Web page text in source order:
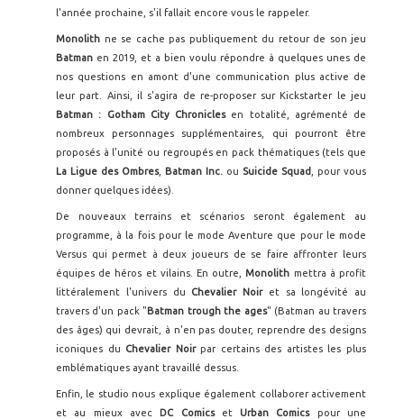
l'année prochaine, s'il fallait encore vous le rappeler.
Monolith ne se cache pas publiquement du retour de son jeu
Batman en 2019, et a bien voulu répondre à quelques unes de
nos questions en amont d'une communication plus active de
leur part. Ainsi, il s'agira de re-proposer sur Kickstarter le jeu
Batman : Gotham City Chronicles en totalité, agrémenté de
nombreux personnages supplémentaires, qui pourront être
proposés à l'unité ou regroupés en pack thématiques (tels que
La Ligue des Ombres, Batman Inc. ou Suicide Squad
, pour vous
donner quelques idées).
De nouveaux terrains et scénarios seront également au
programme, à la fois pour le mode Aventure que pour le mode
Versus qui permet à deux joueurs de se faire affronter leurs
équipes de héros et vilains. En outre,Monolith mettra à profit
littéralement l'univers du Chevalier Noir et sa longévité au
travers d'un pack "Batman trough the ages" (Batman au travers
des âges) qui devrait, à n'en pas douter, reprendre des designs
iconiques du Chevalier Noirpar certains des artistes les plus
emblématiques ayant travaillé dessus.
Enfin, le studio nous explique également collaborer activement
et au mieux avec DC Comics etUrban Comics pour une